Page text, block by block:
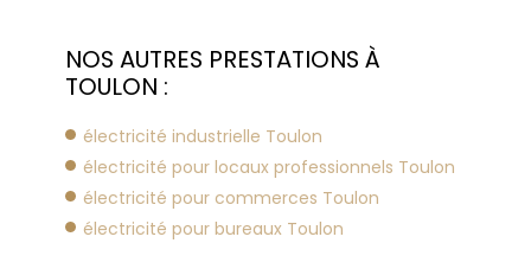
NOS AUTRES PRESTATIONS À
TOULON :
électricité industrielle Toulon
électricité pour locaux professionnels Toulon
électricité pour commerces Toulon
électricité pour bureaux Toulon